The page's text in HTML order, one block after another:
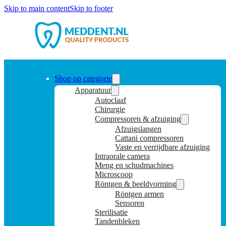
Skip to main contentSkip to footer
Shop op categorie
Apparatuur
Autoclaaf
Chirurgie
Compressoren & afzuiging
Afzuigslangen
Cattani compressoren
Vaste en verrijdbare afzuiging
Intraorale camera
Meng en schudmachines
Microscoop
Röntgen & beeldvorming
Röntgen armen
Sensoren
Sterilisatie
Tandenbleken